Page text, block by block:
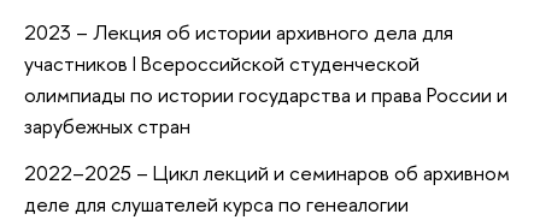
2023 – Лекция об истории архивного дела для
участников I Всероссийской студенческой
олимпиады по истории государства и права России и
зарубежных стран
2022–2025 – Цикл лекций и семинаров об архивном
деле для слушателей курса по генеалогии